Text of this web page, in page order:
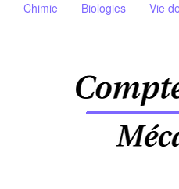
Chimie Biologies Vie